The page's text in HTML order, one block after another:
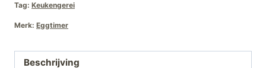
Tag: Keukengerei
Merk: Eggtimer
Beschrijving